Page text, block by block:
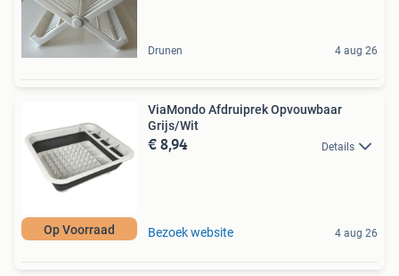
Drunen 4 aug 26
Op Voorraad
ViaMondo Afdruiprek Opvouwbaar
Grijs/Wit
€ 8,94 Details
Bezoek website 4 aug 26